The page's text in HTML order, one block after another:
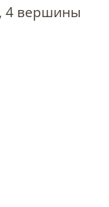
4 вершины